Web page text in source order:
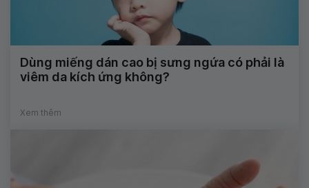
Dùng miếng dán cao bị sưng ngứa có phải là
viêm da kích ứng không?
Xem thêm